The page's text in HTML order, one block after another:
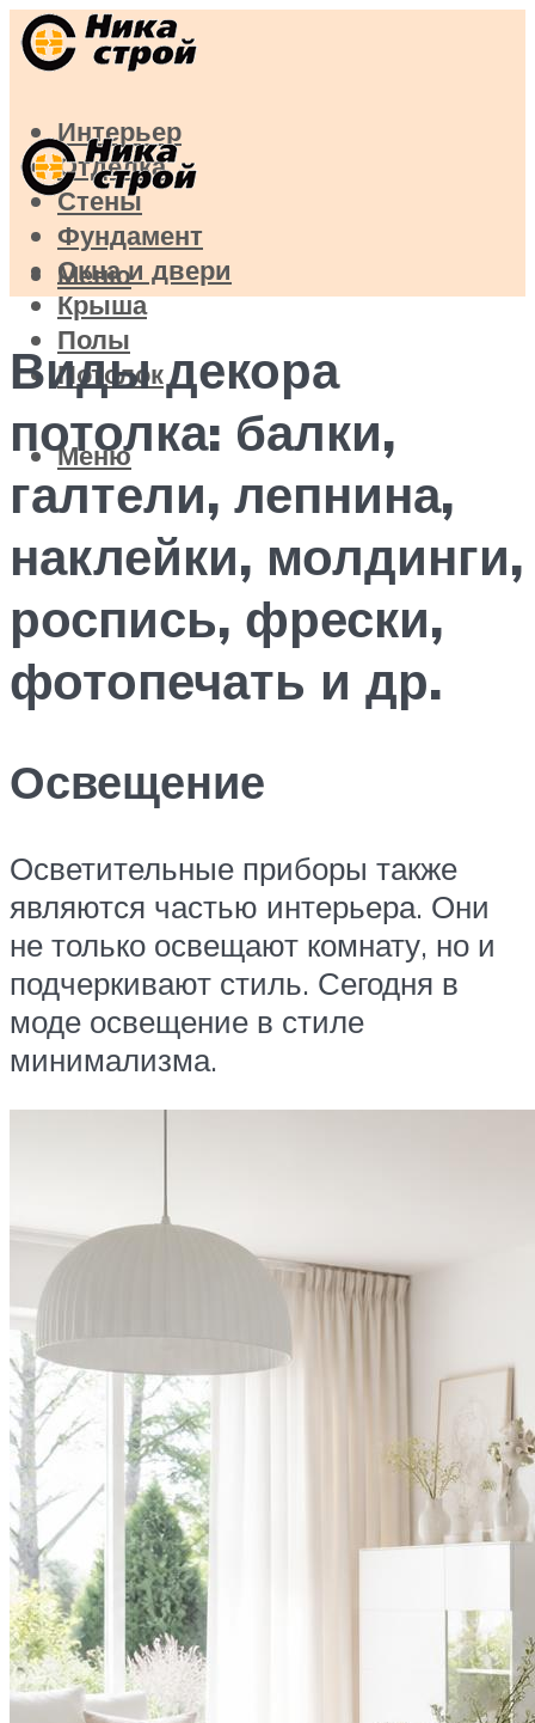
Интерьер
Отделка
Стены
Фундамент
Окна и двери
Крыша
Полы
Потолок
Меню
Меню
Виды декора
потолка: балки,
галтели, лепнина,
наклейки, молдинги,
роспись, фрески,
фотопечать и др.
Освещение
Осветительные приборы также
являются частью интерьера. Они
не только освещают комнату, но и
подчеркивают стиль. Сегодня в
моде освещение в стиле
минимализма.